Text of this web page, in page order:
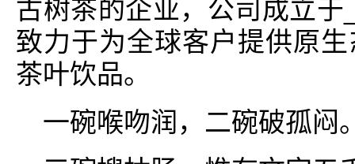
古树茶的企业，公司成立
致力于为全球客户提供原
茶叶饮品。
一碗喉吻润，二碗破孤闷